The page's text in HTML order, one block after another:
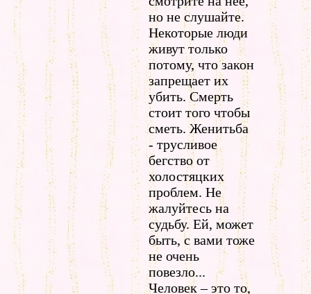
но не слушайте.
Некоторые люди
живут только
потому, что закон
запрещает их
убить. Смерть
стоит того чтобы
сметь. Женитьба
- трусливое
бегство от
холостяцких
проблем. Не
жалуйтесь на
судьбу. Ей, может
быть, с вами тоже
не очень
повезло...
Человек – это то,